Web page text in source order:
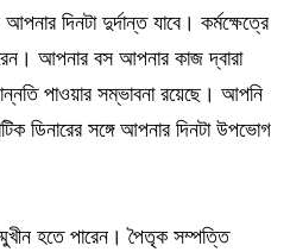
দিনটা দুর্দান্ত যাবে। কর্মক্ষেত্রে
আপনার বস আপনার কাজ দ্বারা
পাওয়ার সম্ভাবনা রয়েছে। আপনি
ডিনারের সঙ্গে আপনার দিনটা উপভোগ
হতে পারেন। পৈতৃক সম্পত্তি